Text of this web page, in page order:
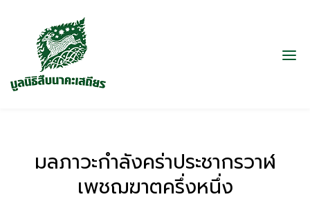
มลภาวะกำลังคร่าประชากรวาฬ
เพชฌฆาตครึ่งหนึ่ง